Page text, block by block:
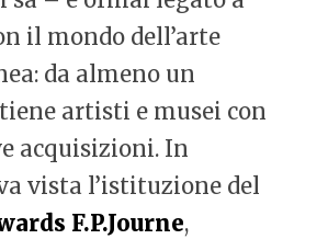
il mondo dell’arte
da almeno un
artisti e musei con
acquisizioni. In
vista l’istituzione del
F.P.Journe,